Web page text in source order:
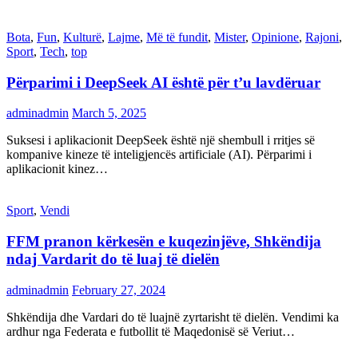
Bota, Fun, Kulturë, Lajme, Më të fundit, Mister, Opinione, Rajoni,
Sport, Tech, top
Përparimi i DeepSeek AI është për t’u lavdëruar
adminadmin March 5, 2025
Suksesi i aplikacionit DeepSeek është një shembull i rritjes së
kompanive kineze të inteligjencës artificiale (AI). Përparimi i
aplikacionit kinez…
Sport, Vendi
FFM pranon kërkesën e kuqezinjëve, Shkëndija
ndaj Vardarit do të luaj të dielën
adminadmin February 27, 2024
Shkëndija dhe Vardari do të luajnë zyrtarisht të dielën. Vendimi ka
ardhur nga Federata e futbollit të Maqedonisë së Veriut…